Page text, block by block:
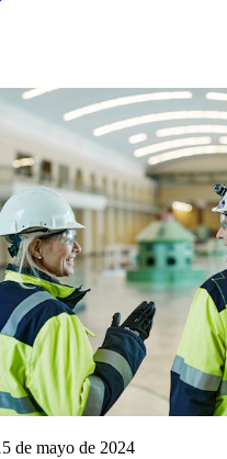
de mayo de 2024